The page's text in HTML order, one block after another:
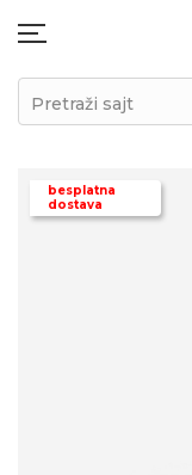
Pretraži sajt
besplatna
dostava